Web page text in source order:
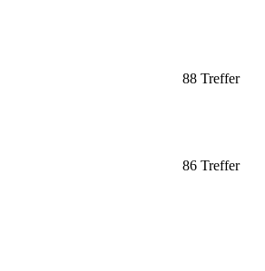
88 Treffer
86 Treffer